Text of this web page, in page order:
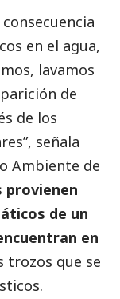
en el agua,
lavamos
de
de los
señala
Ambiente de
provienen
de un
en
trozos que se